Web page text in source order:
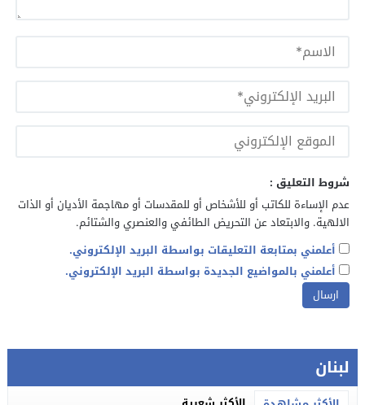
شروط التعليق :
عدم الإساءة للكاتب أو للأشخاص أو للمقدسات أو مهاجمة الأديان أو الذات
الالهية. والابتعاد عن التحريض الطائفي والعنصري والشتائم.
أعلمني بمتابعة التعليقات بواسطة البريد الإلكتروني.
أعلمني بالمواضيع الجديدة بواسطة البريد الإلكتروني.
لبنان